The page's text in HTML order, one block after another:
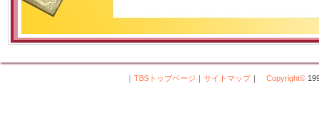
｜ TBSトップページ ｜ サイトマップ｜ Copyright©